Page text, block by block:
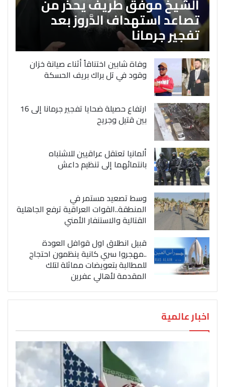
تصاعد استهداف الدَّروز بعد
تفجير جرمانا
وفاة شابين اختناقاً أثناء صيانة خزان
وقود في تل براك بريف الحسكة
ارتفاع حصيلة ضحايا تفجير جرمانا إلى 16
بين قتيل وجريح
ألمانيا تعتقل عراقيين للاشتباه
بانتمائهما إلى تنظيم داعش
وسط تصعيد مستمر في
المنطقة..القوات العراقية ترفع الجاهلية
القتالية والاستنفار الأمني
قبيل انطلاق اول قوافل العودة
..مهجروا سري كانية ينظمون احتجاج
للمطالبة بتعويضات مماثلة لتلك
المقدمة لأهالي عفرين
اخبار عالمية